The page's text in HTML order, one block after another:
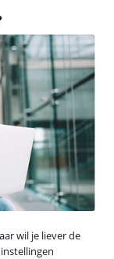
wil je liever de